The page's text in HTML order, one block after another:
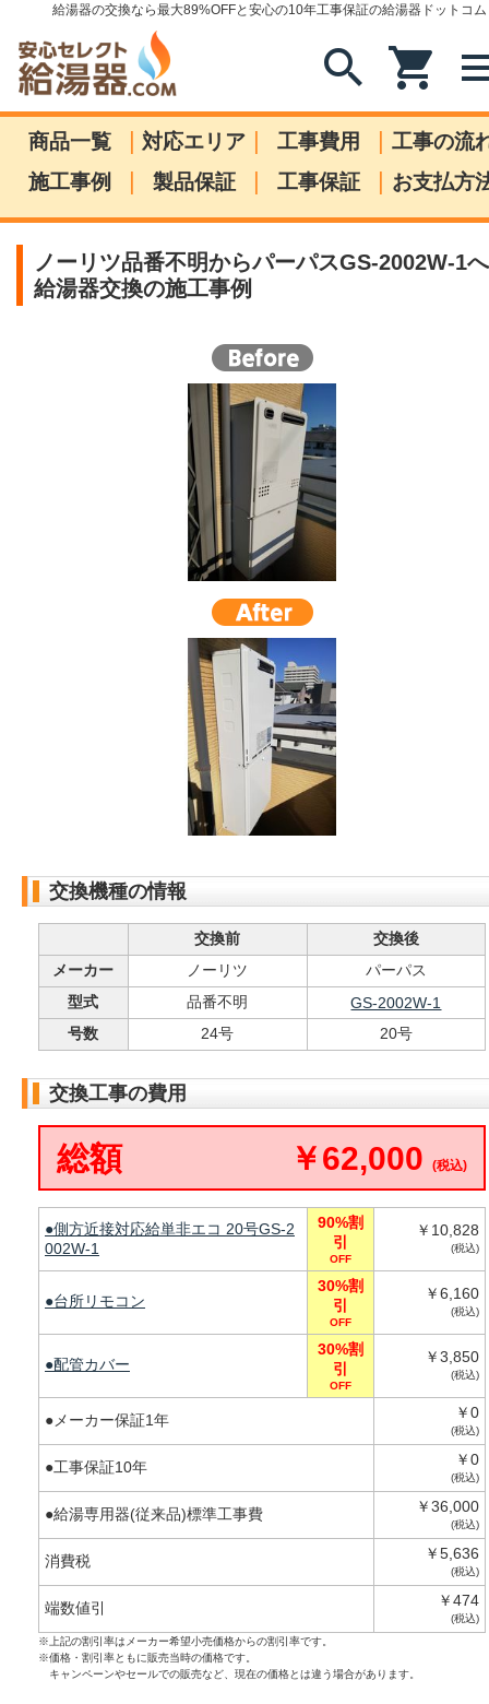
給湯器の交換なら最大89%OFFと安心の10年工事保証の給湯器ドットコム
search shopping_cart
商品一覧 | 対応エリア | 工事費用 | 工事の流
施工事例
| 製品保証 | 工事保証 | お支払方
ノーリツ品番不明からパーパスGS-2002W-1へ
給湯器交換の施工事例
交換機種の情報
交換前
交換後
メーカー
ノーリツ
パーパス
型式
品番不明
GS-2002W-1
号数
24号 20号
交換工事の費用
総額 ￥62,000 (税込)
●側方近接対応給単非エコ 20号GS-2
002W-1
90%割
引
OFF
￥10,828
(税込)
●台所リモコン
30%割
引
OFF
￥6,160
(税込)
●配管カバー
30%割
引
OFF
￥3,850
(税込)
●メーカー保証1年 ￥0
(税込)
●工事保証10年 ￥0
(税込)
●給湯専用器(従来品)標準工事費 ￥36,000
(税込)
消費税 ￥5,636
(税込)
端数値引 ￥474
(税込)
※上記の割引率はメーカー希望小売価格からの割引率です。
※価格・割引率ともに販売当時の価格です。
キャンペーンやセールでの販売など、現在の価格とは違う場合があります。